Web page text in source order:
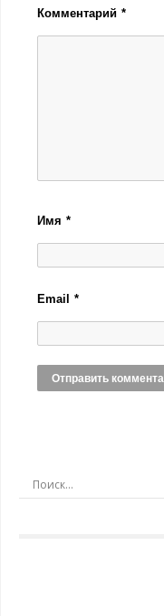
Комментарий*
Имя*
Email*